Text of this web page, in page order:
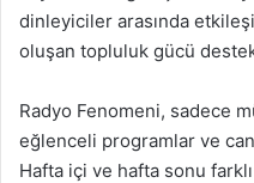
dinleyiciler arasında
oluşan topluluk gücü
Radyo Fenomeni, sadece
eğlenceli programlar ve
Hafta içi ve hafta sonu